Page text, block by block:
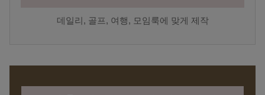
데일리, 골프, 여행, 모임룩에 맞게 제작